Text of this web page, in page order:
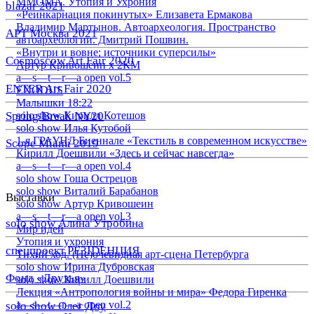
blazar 2021
АРТ Москва 2021
Cosmoscow Art Fair 2020
ENTER Art Fair 2020
Spring/Break NY20
Scope Miami 2019
Выставки
solo show Алина Утробина
спецпроект РЕЗIDЕНЦИЯ
Фонд «Друзья»
solo show Олег Доу
«Реинкарнация покинутых» Елизавета Ермакова
Владимир Мартынов. Автоархеология. Пространство
автоархеологии. Дмитрий Пошвин.
«Внутри и вовне: источники суперсилы»
Артур Кривошеин х 2КМ
a—s—t—r—a open vol.5
EXODUS
Малышки 18:22
solo show Кирилл Котешов
solo show Илья Кутобой
1-я ГРАУНД Биеннале «Текстиль в современном искусстве»
Кирилл Доешвили «Здесь и сейчас навсегда»
a—s—t—r—a open vol.4
solo show Гоша Острецов
solo show Виталий Барабанов
solo show Артур Кривошеин
a—s—t—r—a open vol.3
Мир идей
Утопия и ухрония
Тихий ход. (Не)очевидная арт-сцена Петербурга
solo show Ирина Дубровская
solo show Кирилл Доешвили
Лекция «Антропология войны и мира» Федора Гиренка
a—s—t—r—a open vol.2